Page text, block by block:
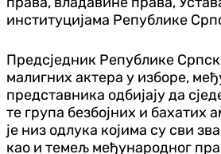
институцијама Републике
Предсједник Републике
малигних актера у изборе,
представника одбијају да
те група безбојних и
је низ одлука којима су сви
као и темељ међународног